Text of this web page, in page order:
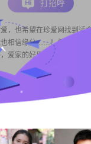
，也希望在珍爱网找到适
也相信缘分……！希望能遇
爱家的好男人！
打招呼
打招呼